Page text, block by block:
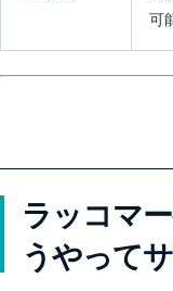
可
ラッコマ
うやって